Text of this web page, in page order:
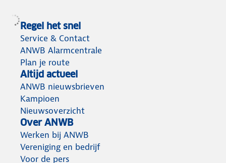
Regel het snel
Service & Contact
ANWB Alarmcentrale
Plan je route
Altijd actueel
ANWB nieuwsbrieven
Kampioen
Nieuwsoverzicht
Over ANWB
Werken bij ANWB
Vereniging en bedrijf
Voor de pers